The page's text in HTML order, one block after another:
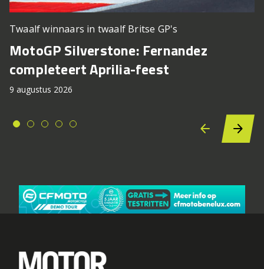
Twaalf winnaars in twaalf Britse GP's
MotoGP Silverstone: Fernandez
completeert Aprilia-feest
9 augustus 2026